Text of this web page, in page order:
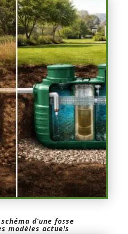
d’une fosse
modèles actuels